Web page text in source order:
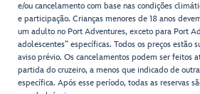
e/ou cancelamento com base nas condições
e participação. Crianças menores de 18 anos
um adulto no Port Adventures, exceto para Port
adolescentes” específicas. Todos os preços estão
aviso prévio. Os cancelamentos podem ser feitos
partida do cruzeiro, a menos que indicado de
específica. Após esse período, todas as reservas